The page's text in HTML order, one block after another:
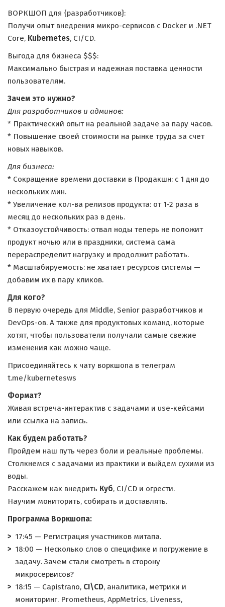
ВОРКШОП для {разработчиков}:
Получи опыт внедрения микро-сервисов с Docker и .NET
Core, Kubernetes, CI/CD.
Выгода для бизнеса $$$:
Максимально быстрая и надежная поставка ценности
пользователям.
Зачем это нужно?
Для разработчиков и админов:
* Практический опыт на реальной задаче за пару часов.
* Повышение своей стоимости на рынке труда за счет
новых навыков.
Для бизнеса:
* Сокращение времени доставки в Продакшн: с 1 дня до
нескольких мин.
* Увеличение кол-ва релизов продукта: от 1-2 раза в
месяц до нескольких раз в день.
* Отказоустойчивость: отвал ноды теперь не положит
продукт ночью или в праздники, система сама
перераспределит нагрузку и продолжит работать.
* Масштабируемость: не хватает ресурсов системы —
добавим их в пару кликов.
Для кого?
В первую очередь для Middle, Senior разработчиков и
DevOps-ов. А также для продуктовых команд, которые
хотят, чтобы пользователи получали самые свежие
изменения как можно чаще.
Присоединяйтесь к чату воркшопа в телеграм
t.me/kubernetesws
Формат?
Живая встреча-интерактив с задачами и use-кейсами
или ссылка на запись.
Как будем работать?
Пройдем наш путь через боли и реальные проблемы.
Столкнемся с задачами из практики и выйдем сухими из
воды.
Расскажем как внедрить Куб, CI/CD и огрести.
Научим мониторить, собирать и доставлять.
Программа Воркшопа:
17:45 — Регистрация участников митапа.
18:00 — Несколько слов о специфике и погружение в
задачу. Зачем стали смотреть в сторону
микросервисов?
18:15 — Capistrano, CI\CD, аналитика, метрики и
мониторинг. Prometheus, AppMetrics, Liveness,